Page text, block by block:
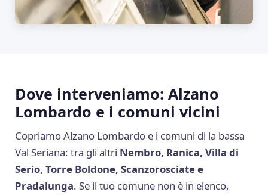
Dove interveniamo: Alzano
Lombardo e i comuni vicini
Copriamo Alzano Lombardo e i comuni di la bassa
Val Seriana: tra gli altri Nembro, Ranica, Villa di
Serio, Torre Boldone, Scanzorosciate e
Pradalunga. Se il tuo comune non è in elenco,